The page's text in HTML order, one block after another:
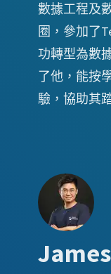
數據工程及
圈，參加了
功轉型為數
了他，能按
驗，協助其